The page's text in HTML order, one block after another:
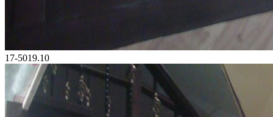
17-5019.10